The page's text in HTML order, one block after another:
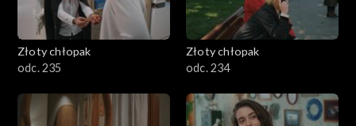
Złoty chłopak
odc. 235
Złoty chłopak
odc. 234